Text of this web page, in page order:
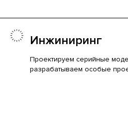
Инжиниринг
Проектируем серийные
разрабатываем особые